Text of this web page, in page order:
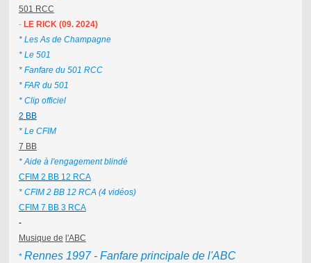
501 RCC
- LE RICK (09. 2024)
* Les As de Champagne
* Le 501
* Fanfare du 501 RCC
* FAR du 501
* Clip officiel
2 BB
* Le CFIM
7 BB
* Aide à l'engagement blindé
CFIM 2 BB 12 RCA
* CFIM 2 BB 12 RCA (4 vidéos)
CFIM 7 BB 3 RCA
-
Musique de l'ABC
* Rennes 1997 - Fanfare principale de l'ABC